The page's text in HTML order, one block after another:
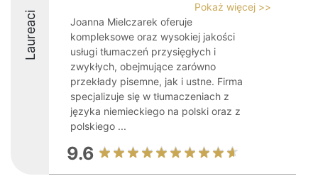
Laureaci
Pokaż więcej >>
Joanna Mielczarek oferuje
kompleksowe oraz wysokiej jakości
usługi tłumaczeń przysięgłych i
zwykłych, obejmujące zarówno
przekłady pisemne, jak i ustne. Firma
specjalizuje się w tłumaczeniach z
języka niemieckiego na polski oraz z
polskiego ...
9.6